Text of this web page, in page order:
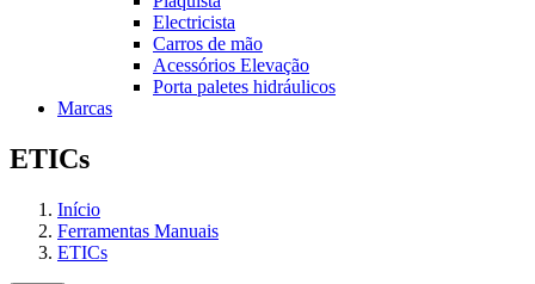
Electricista
Carros de mão
Acessórios Elevação
Porta paletes hidráulicos
Marcas
ETICs
Início
Ferramentas Manuais
ETICs